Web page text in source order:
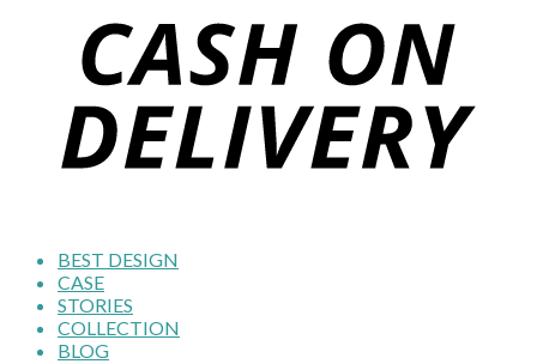
BEST DESIGN
CASE
STORIES
COLLECTION
BLOG